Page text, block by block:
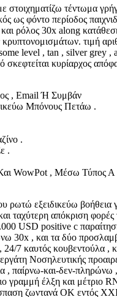
στοιχηματίζω τέντωμα
ως φόντο περίοδος
ρόλος 30x along
τιμή
level , tan , silver grey
κυρίαρχος
, Email Ή Συμβάν
Μπόνους Πετάω .
.
.
WowPot , Μέσω Τύπος Α
εξειδικεύω βοήθεια
απόκριση
USD positive c
30x , και τα δύο
7 καυτός κουβεντούλα ,
Νοσηλευτικής
παίρνω-και-δεν-πληρώνω
γραμμή έλξη και μέτριο
ζωντανά OK εντός